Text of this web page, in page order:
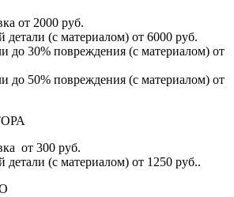
от 2000 руб.
детали (с материалом) от 6000 руб.
до 30% повреждения (с материалом) от
до 50% повреждения (с материалом) от
от 300 руб.
детали (с материалом) от 1250 руб..